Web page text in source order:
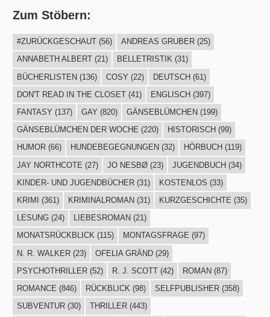
Zum Stöbern:
#ZURÜCKGESCHAUT(56) ANDREAS GRUBER(25)
ANNABETH ALBERT(21) BELLETRISTIK(31)
BÜCHERLISTEN(136) COSY (22) DEUTSCH(61)
DON'T READ IN THE CLOSET(41) ENGLISCH (397)
FANTASY (137) GAY (820) GÄNSEBLÜMCHEN (199)
GÄNSEBLÜMCHEN DER WOCHE (220) HISTORISCH (99)
HUMOR(66) HUNDEBEGEGNUNGEN (32) HÖRBUCH (119)
JAY NORTHCOTE (27) JO NESBØ(23) JUGENDBUCH(34)
KINDER- UND JUGENDBÜCHER(31) KOSTENLOS (33)
KRIMI
(361) KRIMINALROMAN (31) KURZGESCHICHTE (35)
LESUNG(24) LIEBESROMAN (21)
MONATSRÜCKBLICK(115) MONTAGSFRAGE (97)
N. R. WALKER(23) OFELIA GRÄND(29)
PSYCHOTHRILLER(52) R. J. SCOTT(42) ROMAN(87)
ROMANCE (846) RÜCKBLICK (98) SELFPUBLISHER(358)
SUBVENTUR(30) THRILLER(443)